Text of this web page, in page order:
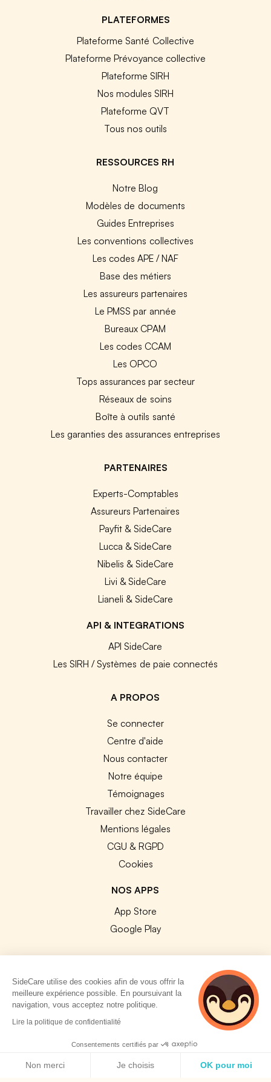
PLATEFORMES
Plateforme Santé Collective
Plateforme Prévoyance collective
Plateforme SIRH
Nos modules SIRH
Plateforme QVT
Tous nos outils
RESSOURCES RH
Notre Blog
Modèles de documents
Guides Entreprises
Les conventions collectives
Les codes APE / NAF
Base des métiers
Les assureurs partenaires
Le PMSS par année
Bureaux CPAM
Les codes CCAM
Les OPCO
Tops assurances par secteur
Réseaux de soins
Boîte à outils santé
Les garanties des assurances entreprises
PARTENAIRES
Experts-Comptables
Assureurs Partenaires
Payfit & SideCare
Lucca & SideCare
Nibelis & SideCare
Livi & SideCare
Lianeli & SideCare
API & INTEGRATIONS
API SideCare
Les SIRH / Systèmes de paie connectés
A PROPOS
Se connecter
Centre d'aide
Nous contacter
Notre équipe
Témoignages
Travailler chez SideCare
Mentions légales
CGU & RGPD
Cookies
NOS APPS
App Store
Google Play
© 2026 SideCare. Tous droits réservés.
SideCare utilise des cookies afin de vous offrir la
meilleure expérience possible. En poursuivant la
navigation, vous acceptez notre politique.
Lire la politique de confidentialité
Consentements certifiés par
Non merci Je choisis OK pour moi
3 personnes
consultent
actuellement cette